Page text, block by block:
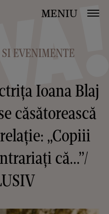
MENIU
EVENIMENTE
Ioana Blaj
căsătorească
„Copiii
că...”/